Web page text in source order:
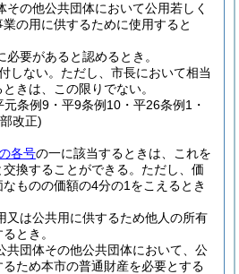
その他公共団体において公用若しく
の用に供するために使用すると
必要があると認めるとき。
しない。 ただし、市長において相当
きは、この限りでない。
条例9・平9条例10・平26条例1・
改正)
各号の一に該当するときは、これを
換することができる。 ただし、価
ものの価額の4分の1をこえるとき
又は公共用に供するため他人の所有
とき。
共団体その他公共団体において、公
ため本市の普通財産を必要とする